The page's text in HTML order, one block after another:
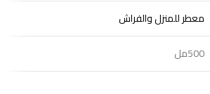
معطر للمنزل والفراش
500مل